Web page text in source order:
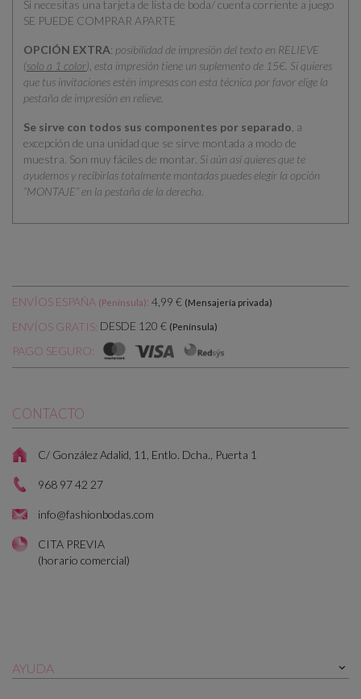
Si necesitas una tarjeta de lista de boda/ cuenta corriente a juego
SE PUEDE COMPRAR APARTE
OPCIÓN EXTRA: posibilidad de impresión del texto en RELIEVE
(solo a 1 color), esta impresión tiene un suplemento de 15€. Si quieres
que tus invitaciones estén impresas con esta técnica por favor elige la
pestaña de impresión en relieve.
Se sirve con todos sus componentes por separado , a
excepción de una unidad que se sirve montada a modo de
muestra. Son muy fáciles de montar. Si aún así quieres que te
ayudemos y recibirlas totalmente montadas puedes elegir la opción
“MONTAJE” en la pestaña de la derecha.
ENVÍOS ESPAÑA (Península): 4,99 € (Mensajería privada)
ENVÍOS GRATIS: DESDE 120 € (Península)
PAGO SEGURO:
CONTACTO
C/ González Adalid, 11, Entlo. Dcha., Puerta 1
968 97 42 27
info@fashionbodas.com
CITA PREVIA
(horario comercial)
AYUDA 